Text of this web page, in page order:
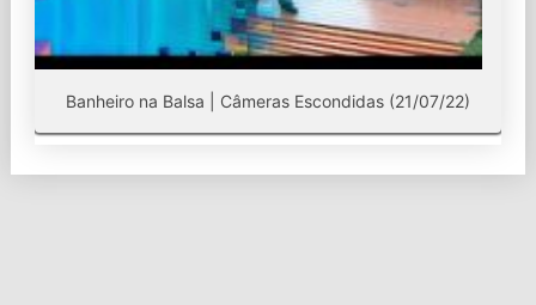
Banheiro na Balsa | Câmeras Escondidas (21/07/22)